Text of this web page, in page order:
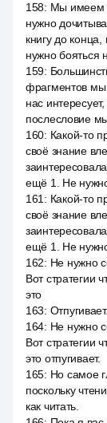
158: Мы имеем
нужно
книгу до
нужно бояться
159:
фрагментов мы
нас
послесловие
160: Какой-то
своё знание
ещё 1. Не нужно
161 : Какой-то
своё знание
ещё 1. Не нужно
162: Не нужно
Вот стратегии
это
163: Отпугивает.
164: Не нужно
Вот стратегии
это отпугивает.
165: Но самое
поскольку
как читать.